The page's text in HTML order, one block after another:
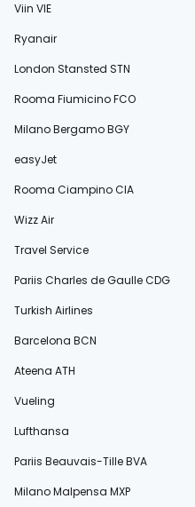
Viin VIE
Ryanair
London Stansted STN
Rooma Fiumicino FCO
Milano Bergamo BGY
easyJet
Rooma Ciampino CIA
Wizz Air
Travel Service
Pariis Charles de Gaulle CDG
Turkish Airlines
Barcelona BCN
Ateena ATH
Vueling
Lufthansa
Pariis Beauvais-Tille BVA
Milano Malpensa MXP